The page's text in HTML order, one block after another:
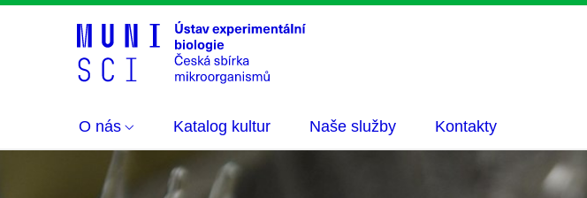
O nás Katalog kultur Naše služby Kontakty